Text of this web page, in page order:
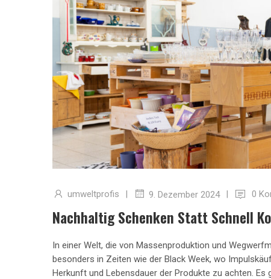
umweltprofis | 9. Dezember 2024 | 0
Nachhaltig Schenken Statt Schnell
In einer Welt, die von Massenproduktion und
besonders in Zeiten wie der Black Week, wo
Herkunft und Lebensdauer der Produkte zu achten.